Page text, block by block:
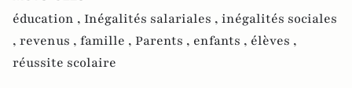
éducation , Inégalités salariales , inégalités sociales
, revenus , famille , Parents , enfants , élèves ,
réussite scolaire